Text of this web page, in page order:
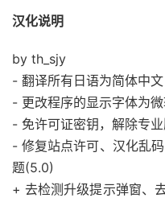
汉化说明
by th_sjy
- 翻译所有日语为简体中文
- 更改程序的显示字体为
- 免许可证密钥，解除专
- 修复站点许可、汉化乱
题(5.0)
+ 去检测升级提示弹窗、